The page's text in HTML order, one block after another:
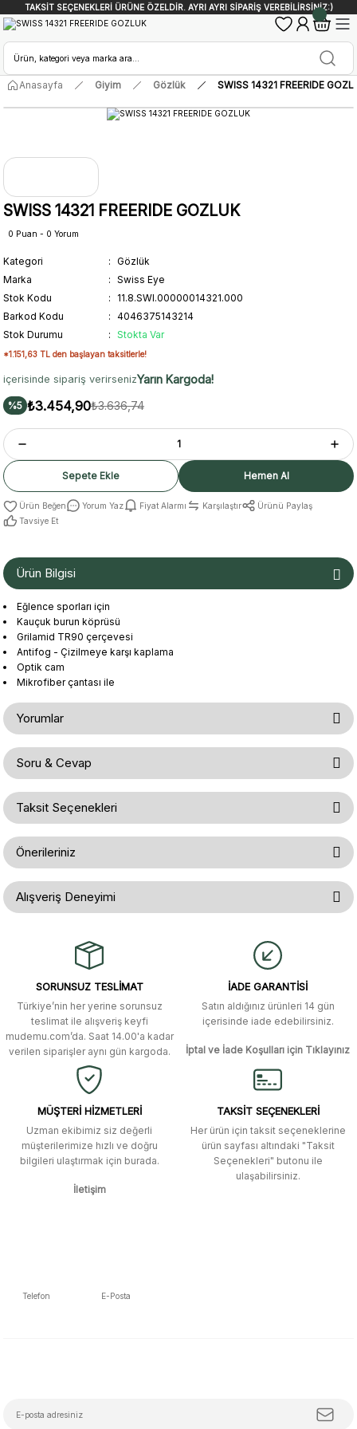
TAKSİT SEÇENEKLERİ ÜRÜNE ÖZELDİR. AYRI AYRI SİPARİŞ VEREBİLİRSİNİZ:)
Anasayfa Giyim Gözlük SWISS 14321 FREERIDE
SWISS 14321 FREERIDE GOZLUK
0 Puan - 0 Yorum
Kategori
Gözlük
Marka
Swiss Eye
Stok Kodu
11.8.SWI.00000014321.000
Barkod Kodu
4046375143214
Stok Durumu
Stokta Var
*1.151,63 TL den başlayan taksitlerle!
içerisinde sipariş verirsenizYarın Kargoda!
%5 ₺3.454,90₺3.636,74
Sepete Ekle Hemen Al
Yorum Yaz Fiyat Alarmı Karşılaştır
Ürünü Paylaş
Tavsiye Et
Ürün Bilgisi
Eğlence sporları için
Kauçuk burun köprüsü
Grilamid TR90 çerçevesi
Antifog - Çizilmeye karşı kaplama
Optik cam
Mikrofiber çantası ile
Yorumlar
Bu ürüne ilk yorumu siz yapın!
Yorum Yaz
Soru & Cevap
Ürün hakkında henüz soru sorulmamış.
Soru Sor
Taksit Seçenekleri
Önerileriniz
Bu ürünün fiyat bilgisi, resim, ürün açıklamalarında ve diğer konularda
yetersiz gördüğünüz noktaları öneri formunu kullanarak tarafımıza
iletebilirsiniz.
Ürün resmi kalitesiz, bozuk veya görüntülenemiyor.
Ürün bilgilerinde hatalar bulunuyor.
Ürün fiyatı diğer sitelerden daha pahalı.
Bu ürüne benzer farklı alternatifler olmalı.
Alışveriş Deneyimi
alışverişti. Ürün bir gün sonra elime
ulaştı. Mağaza yetkilileri oldukça
yanıt aldım ve çözüm buldum.
Murat Duman | 17/03/2026
Site güvenilir ve kullanışlı, fakat
kavela ve diğer ahşap aksesuarları
menü seçeneklerinde bulunmuyor,
spesifik olarak "kavela" terimini
aratarak bulunabilir.
M... K... | 12/12/2025
Ben bu kadar hızlı bir teslimat
Ben bu kadar hızlı bir teslimat
SORUNSUZ TESLİMAT
Türkiye’nin her yerine sorunsuz
teslimat ile alışveriş keyfi
mudemu.com’da. Saat 14.00'a kadar
verilen siparişler aynı gün kargoda.
İADE GARANTİSİ
Satın aldığınız ürünleri 14 gün
içerisinde iade edebilirsiniz.
İptal ve İade Koşulları için Tıklayınız
MÜŞTERİ HİZMETLERİ
Uzman ekibimiz siz değerli
müşterilerimize hızlı ve doğru
bilgileri ulaştırmak için burada.
İletişim
TAKSİT SEÇENEKLERİ
Her ürün için taksit seçeneklerine
ürün sayfası altındaki "Taksit
Seçenekleri" butonu ile
ulaşabilirsiniz.
Telefon E-Posta